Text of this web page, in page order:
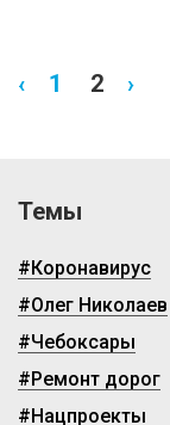
‹ 1 2 ›
Темы
#Коронавирус
#Олег Николаев
#Чебоксары
#Ремонт дорог
#Нацпроекты